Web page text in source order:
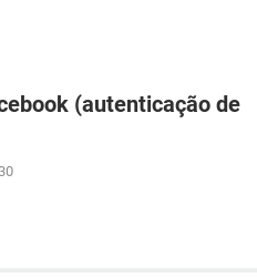
(autenticação de